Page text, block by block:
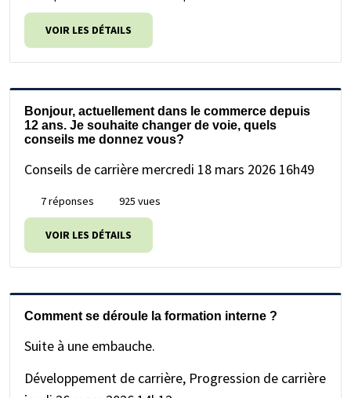
VOIR LES DÉTAILS
Bonjour, actuellement dans le commerce depuis
12 ans. Je souhaite changer de voie, quels
conseils me donnez vous?
Conseils de carrière mercredi 18 mars 2026 16h49
7 réponses 925 vues
VOIR LES DÉTAILS
Comment se déroule la formation interne ?
Suite à une embauche.
Développement de carrière, Progression de carrière